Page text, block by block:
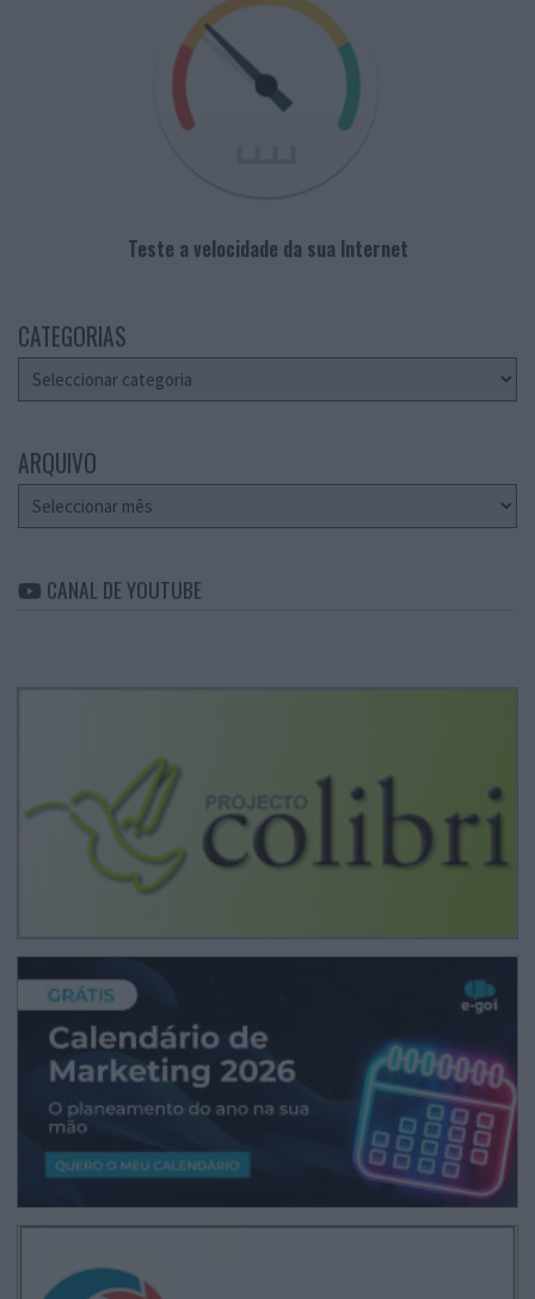
Teste a velocidade da sua Internet
CATEGORIAS
Categorias
ARQUIVO
Arquivo
CANAL DE YOUTUBE